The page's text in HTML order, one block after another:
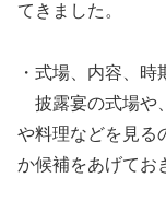
てきました。
・式場、内容、時
披露宴の式場や
や料理などを見る
か候補をあげてお